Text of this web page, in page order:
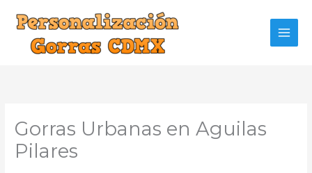
contenido
Gorras Urbanas en Aguilas
Pilares